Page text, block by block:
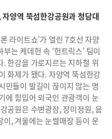
양역 뚝섬한강공원과 청담대
라이트쇼’가 열린 7호선 자양
는 케데헌 속 ‘헌트릭스’ 팀이
한강을 가로지르는 지하철 위
화제가 됐다. 자양역 뚝섬한강
민들이 발길이 끊이지 않는 명
에 힘입어 외국인 관광객이 눈
공원은 수변광장, 장미정원, 음
, 겨울에는 눈썰매장 등이 운